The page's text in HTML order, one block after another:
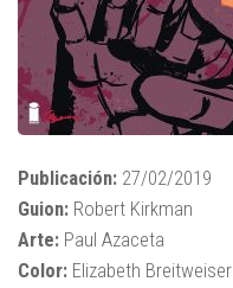
Publicación: 27/02/2019
Guion: Robert Kirkman
Arte: Paul Azaceta
Color: Elizabeth Breitweiser